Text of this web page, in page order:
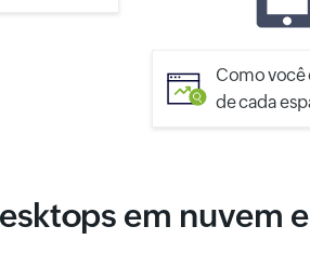
Como você
de cada
em nuvem